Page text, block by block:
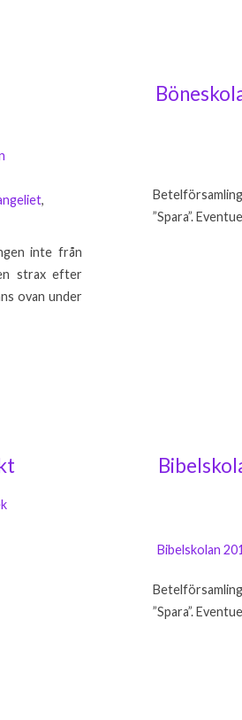
,
inte från
strax efter
ovan under
”Spara”.
Bibelskolan
”Spara”.